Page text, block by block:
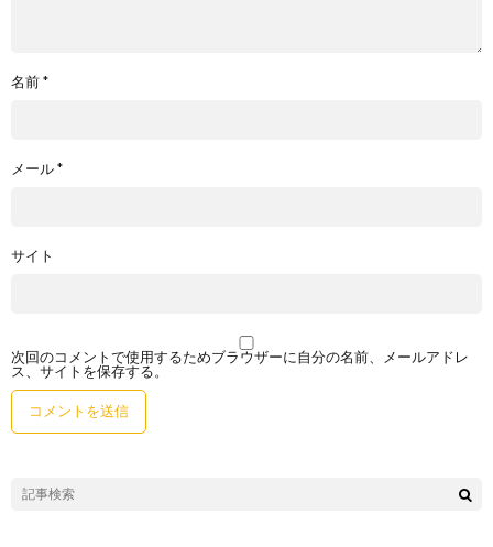
名前*
メール*
サイト
次回のコメントで使用するためブラウザーに自分の名前、メールアドレ
ス、サイトを保存する。